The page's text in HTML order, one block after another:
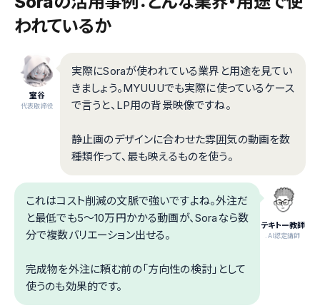
われているか
室谷
代表取締役
実際にSoraが使われている業界と用途を見てい
きましょう。MYUUUでも実際に使っているケース
で言うと、LP用の背景映像ですね。
静止画のデザインに合わせた雰囲気の動画を数
種類作って、最も映えるものを使う。
テキトー教師
.AI認定講師
これはコスト削減の文脈で強いですよね。外注だ
と最低でも5〜10万円かかる動画が、Soraなら数
分で複数バリエーション出せる。
完成物を外注に頼む前の「方向性の検討」として
使うのも効果的です。